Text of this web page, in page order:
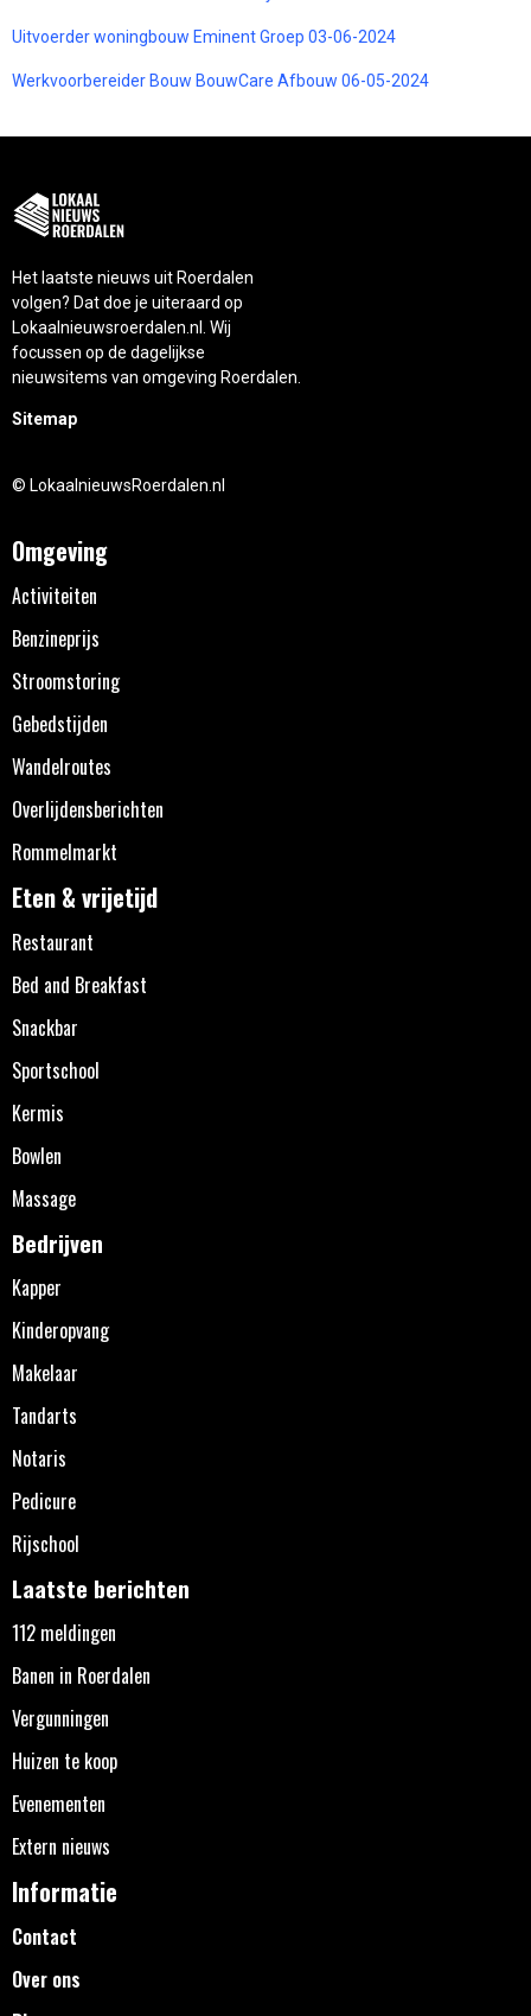
Uitvoerder woningbouw Eminent Groep 03-06-2024
Werkvoorbereider Bouw BouwCare Afbouw 06-05-2024
Het laatste nieuws uit Roerdalen
volgen? Dat doe je uiteraard op
Lokaalnieuwsroerdalen.nl. Wij
focussen op de dagelijkse
nieuwsitems van omgeving Roerdalen.
Sitemap
© LokaalnieuwsRoerdalen.nl
Omgeving
Activiteiten
Benzineprijs
Stroomstoring
Gebedstijden
Wandelroutes
Overlijdensberichten
Rommelmarkt
Eten & vrijetijd
Restaurant
Bed and Breakfast
Snackbar
Sportschool
Kermis
Bowlen
Massage
Bedrijven
Kapper
Kinderopvang
Makelaar
Tandarts
Notaris
Pedicure
Rijschool
Laatste berichten
112 meldingen
Banen in Roerdalen
Vergunningen
Huizen te koop
Evenementen
Extern nieuws
Informatie
Contact
Over ons